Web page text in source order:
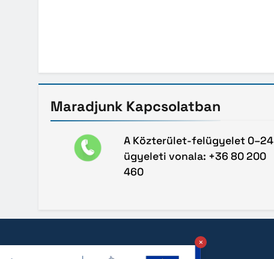
Maradjunk Kapcsolatban
A Közterület-felügyelet 0–24
ügyeleti vonala: +36 80 200
460
×